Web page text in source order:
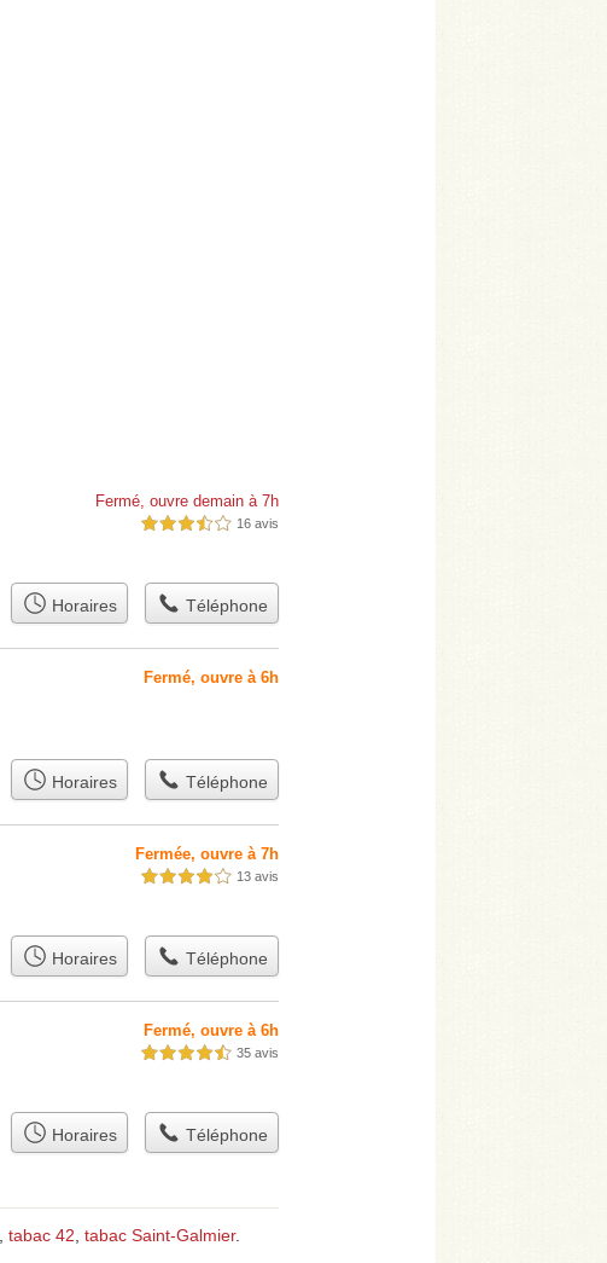
Fermé, ouvre demain à 7h
3,5 étoiles sur 5 16 avis
Horaires Téléphone
Fermé, ouvre à 6h
Horaires Téléphone
Fermée, ouvre à 7h
4,0 étoiles sur 5 13 avis
Horaires Téléphone
Fermé, ouvre à 6h
4,5 étoiles sur 5 35 avis
Horaires Téléphone
tabac 42 tabac Saint-Galmier.